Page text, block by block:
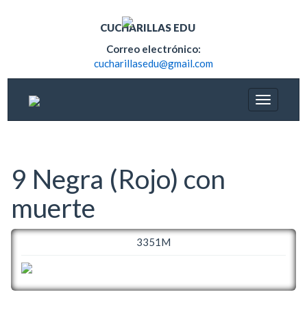
CUCHARILLAS EDU
Correo electrónico:
cucharillasedu@gmail.com
9 Negra (Rojo) con
muerte
3351M